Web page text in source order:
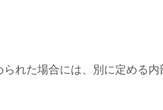
れた場合には、別に定める